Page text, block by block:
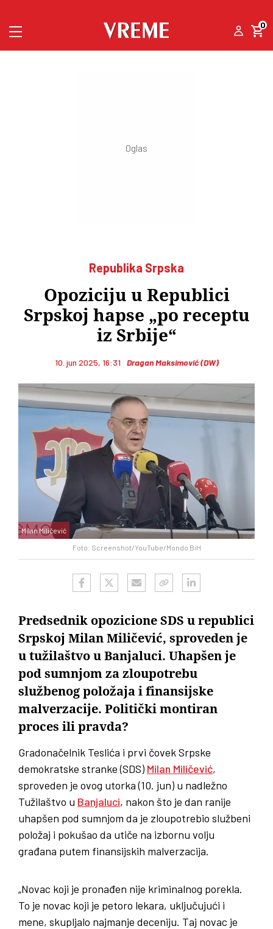
0
Republika Srpska
Opoziciju u Republici
Srpskoj hapse „po receptu
iz Srbije“
10. jun 2025, 16:31 Dragan Maksimović (DW)
Foto: Screenshot/YouTube/Mondo BiH
Milan Miličević
Predsednik opozicione SDS u republici
Srpskoj Milan Miličević, sproveden je
u tužilaštvo u Banjaluci. Uhapšen je
pod sumnjom za zloupotrebu
službenog položaja i finansijske
malverzacije. Politički montiran
proces ili pravda?
Gradonačelnik Teslića i prvi čovek Srpske
demokratske stranke (SDS) Milan Miličević,
sproveden je ovog utorka (10. jun) u nadležno
Tužilaštvo u Banjaluci, nakon što je dan ranije
uhapšen pod sumnjom da je zloupotrebio službeni
položaj i pokušao da utiče na izbornu volju
građana putem finansijskih malverzacija.
„Novac koji je pronađen nije kriminalnog porekla.
To je novac koji je petoro lekara, uključujući i
mene, skupljalo najmanje deceniju. Taj novac je